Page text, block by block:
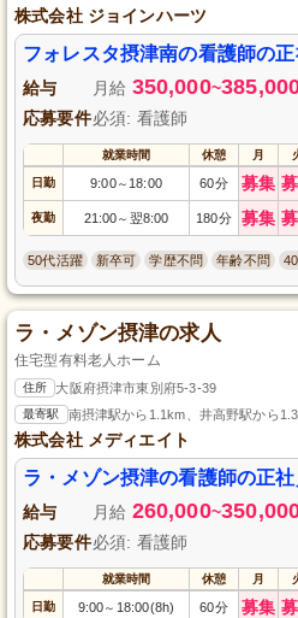
株式会社 ジョインハーツ
フォレスタ摂津南の看護師の正
給与 月給 350,000~
応募要件必須: 看護師
就業時間 休憩 月
日勤 9:00～ 18:00 60分 募集
夜勤 21:00～ 翌8:00 180分 募集
50代活躍 新卒可 学歴不問 年齢不問
ラ・メゾン摂津の求人
住宅型有料老人ホーム
住所 大阪府摂津市東別府5-3-39
最寄駅 南摂津駅から1.1km、井高野駅から
株式会社 メディエイト
ラ・メゾン摂津の看護師の正社
給与 月給 260,000~
応募要件必須: 看護師
就業時間 休憩 月
日勤 9:00～ 18:00(8h) 60分 募集